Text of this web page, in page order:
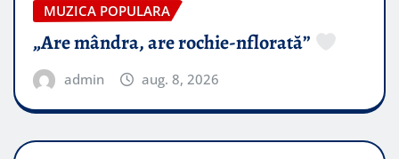
MUZICA POPULARA
„Are mândra, are rochie-nflorată”
admin aug. 8, 2026